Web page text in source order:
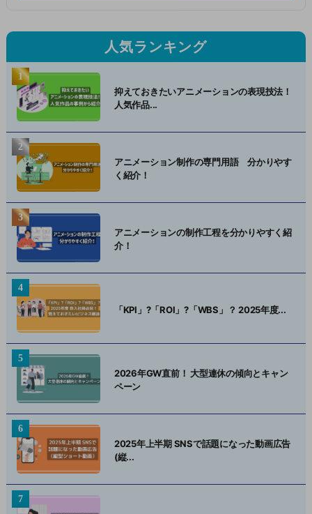
人気ランキング
抑えておきたいアニメーションの表現技法！
人気作品...
アニメーション制作の専門用語 分かりやす
く紹介！
アニメーションの制作工程を分かりやすく紹
介！
「KPI」?「ROI」?「WBS」？ 2025年度...
2026年GW直前！ 大型連休の傾向とキャン
ペーン
2025年上半期 SNSで話題になった動画広告
(縦...